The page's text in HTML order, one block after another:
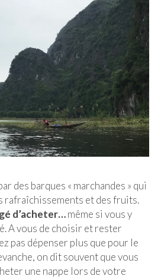
des barques « marchandes » qui
rafraîchissements et des fruits.
d’acheter…même si vous y
A vous de choisir et rester
pas dépenser plus que pour le
on dit souvent que vous
une nappe lors de votre